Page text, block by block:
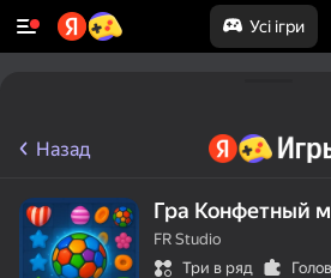
Усі ігри
Назад
Гра Конфетный
FR Studio
Три в ряд